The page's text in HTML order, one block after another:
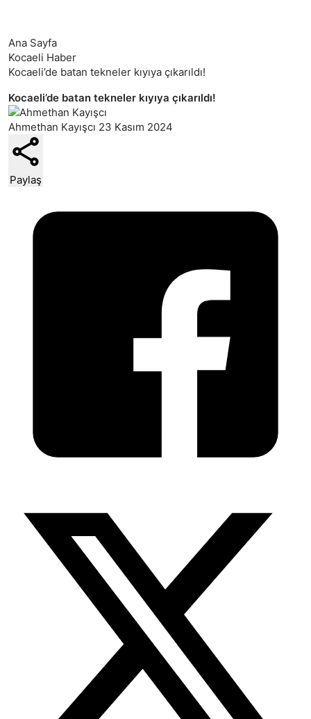
Ana Sayfa
Kocaeli Haber
Kocaeli’de batan tekneler kıyıya çıkarıldı!
Kocaeli’de batan tekneler kıyıya çıkarıldı!
Ahmethan Kayışcı 23 Kasım 2024
Paylaş